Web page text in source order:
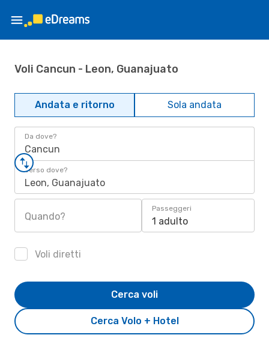
Voli Cancun - Leon, Guanajuato
Andata e ritorno Sola andata
Da dove?
Cancun
Verso dove?
Leon, Guanajuato
Quando?
Passeggeri
1 adulto
Voli diretti
Cerca Volo + Hotel
Cerca voli